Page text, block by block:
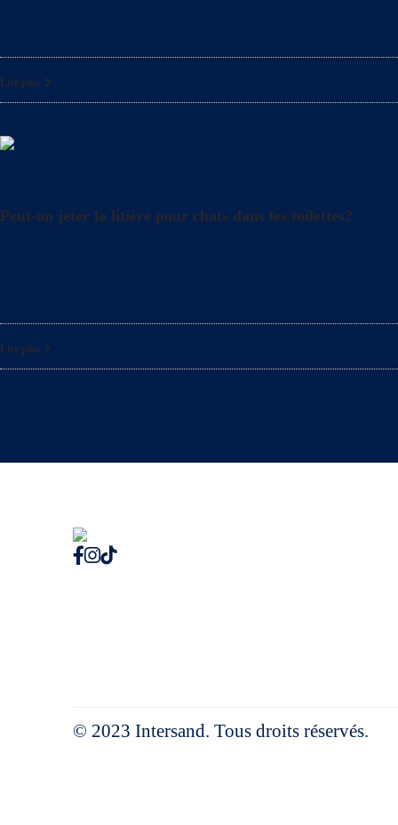
Lire plus
Peut-on jeter la litière pour chats dans les toilettes?
Lire plus
© 2023 Intersand. Tous droits réservés.